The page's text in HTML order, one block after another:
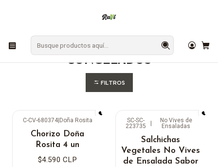
CONGELADOS
FILTROS
C-CV-680374|Doña Rosita
Chorizo Doña
Rosita 4 un
$4.590 CLP
SC-SC-
223735
|
No Vives de
Ensaladas
Salchichas
Vegetales No Vives
de Ensalada Sabor